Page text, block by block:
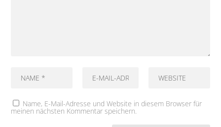
Name, E-Mail-Adresse und Website in diesem Browser für
meinen nächsten Kommentar speichern.